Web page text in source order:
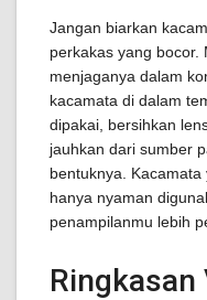
Jangan biarkan
perkakas yang bocor.
menjaganya dalam
kacamata di dalam
dipakai, bersihkan
jauhkan dari sumber
bentuknya.
hanya nyaman
penampilanmu lebih